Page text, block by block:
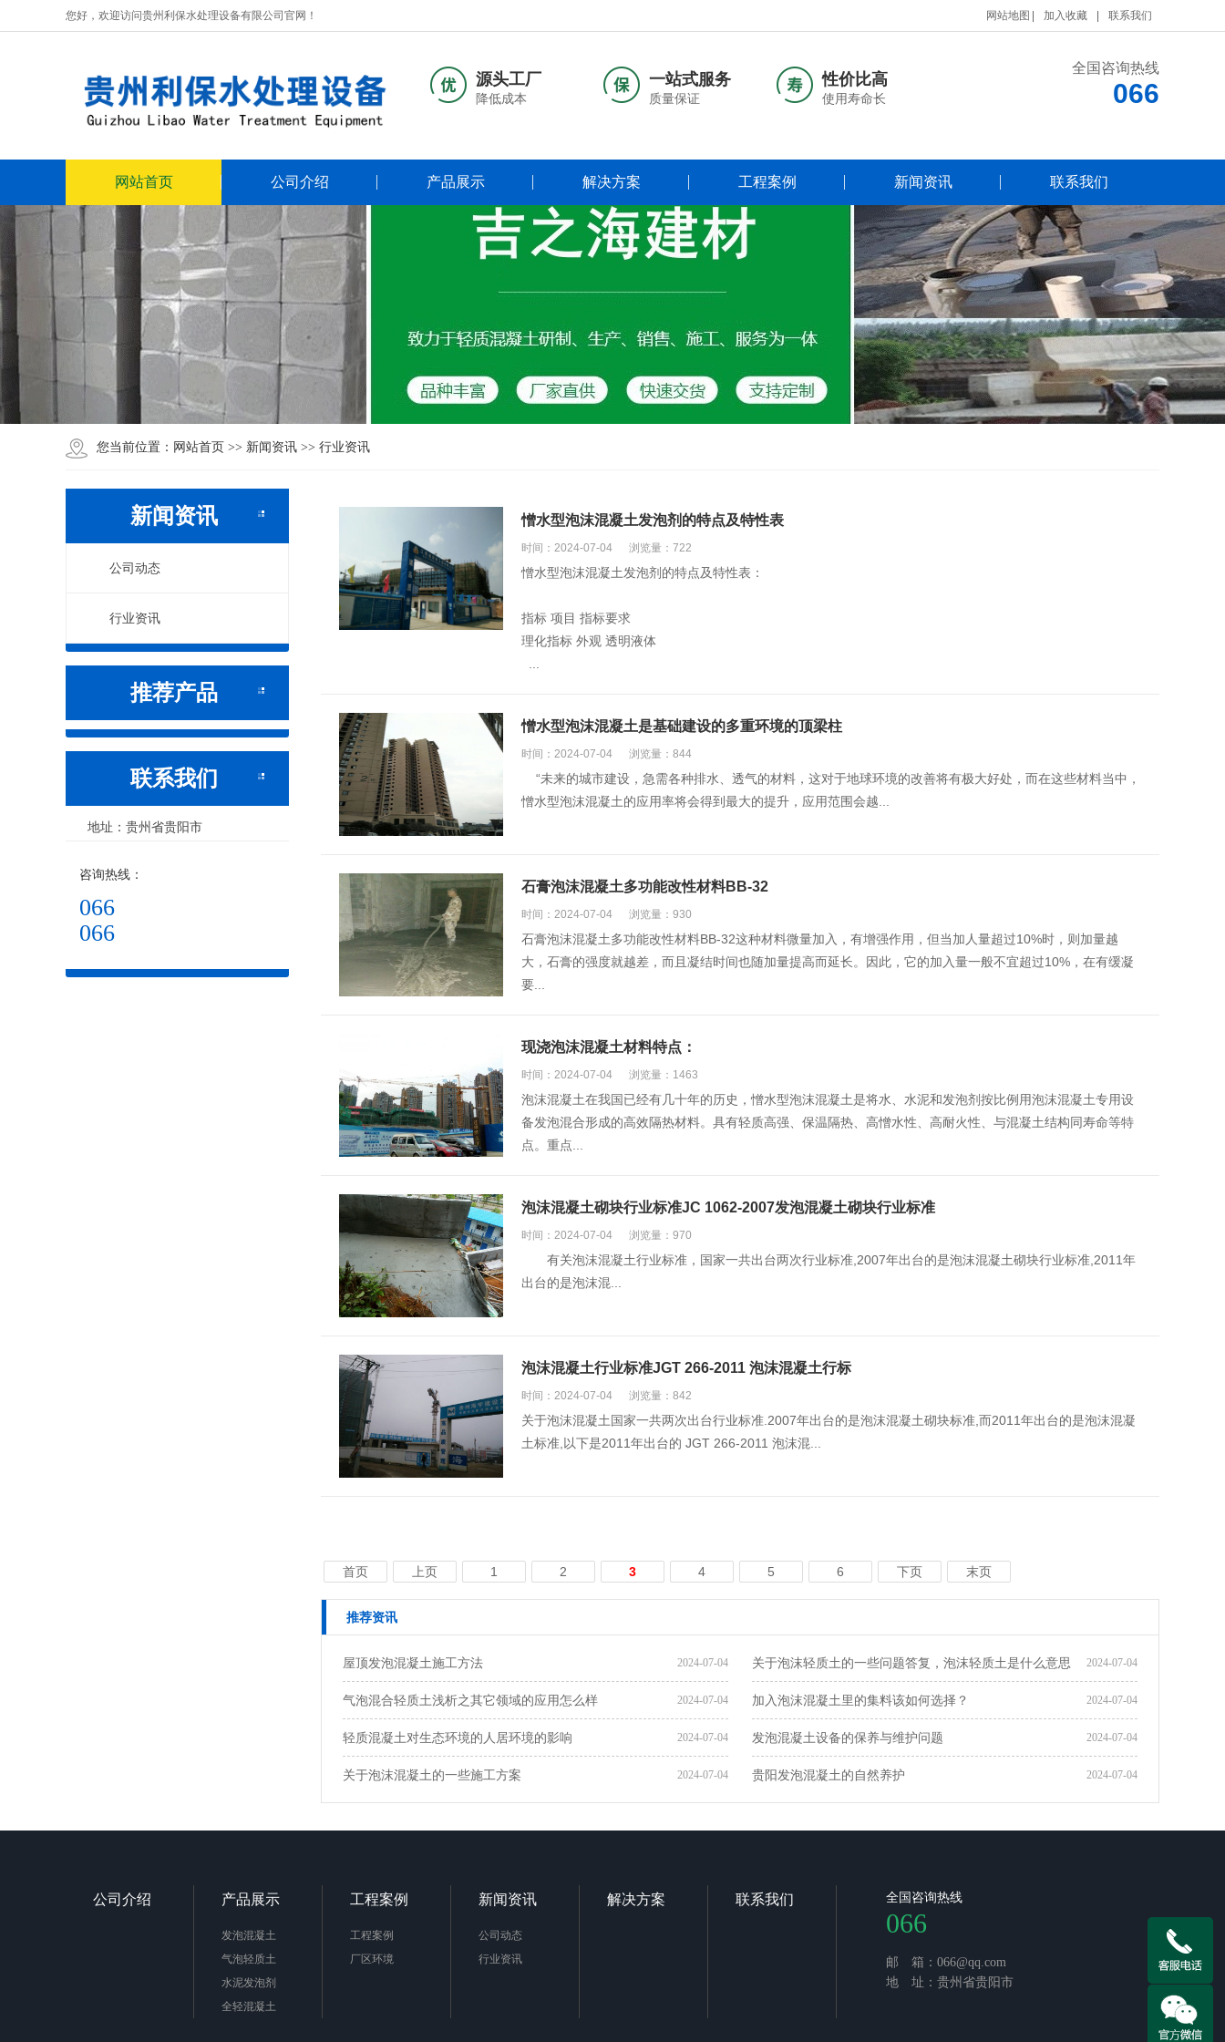
网站地图 加入收藏 联系我们
您好，欢迎访问贵州利保水处理设备有限公司官网！
源头工厂
降低成本
一站式服务
质量保证
性价比高
使用寿命长
全国咨询热线
066
网站首页 公司介绍 产品展示 解决方案 工程案例 新闻资讯 联系我们
您当前位置： 网站首页 >> 新闻资讯 >> 行业资讯
新闻资讯
公司动态
行业资讯
推荐产品
联系我们
地址：贵州省贵阳市
咨询热线：
066
066
憎水型泡沫混凝土发泡剂的特点及特性表
时间：2024-07-04 浏览量：722
憎水型泡沫混凝土发泡剂的特点及特性表：
指标 项目 指标要求
理化指标 外观 透明液体
憎水型泡沫混凝土是基础建设的多重环境的顶梁柱
时间：2024-07-04 浏览量：844
“未来的城市建设，急需各种排水、透气的材料，这对于地球环境的改善将有极大好处，而在这些材料当中，
憎水型泡沫混凝土的应用率将会得到最大的提升，应用范围会越...
石膏泡沫混凝土多功能改性材料BB-32
时间：2024-07-04 浏览量：930
石膏泡沫混凝土多功能改性材料BB-32这种材料微量加入，有增强作用，但当加人量超过10%时，则加量越
大，石膏的强度就越差，而且凝结时间也随加量提高而延长。因此，它的加入量一般不宜超过10%，在有缓凝
要...
现浇泡沫混凝土材料特点：
时间：2024-07-04 浏览量：1463
泡沫混凝土在我国已经有几十年的历史，憎水型泡沫混凝土是将水、水泥和发泡剂按比例用泡沫混凝土专用设
备发泡混合形成的高效隔热材料。具有轻质高强、保温隔热、高憎水性、高耐火性、与混凝土结构同寿命等特
点。重点...
泡沫混凝土砌块行业标准JC 1062-2007发泡混凝土砌块行业标准
时间：2024-07-04 浏览量：970
有关泡沫混凝土行业标准，国家一共出台两次行业标准,2007年出台的是泡沫混凝土砌块行业标准,2011年
出台的是泡沫混...
泡沫混凝土行业标准JGT 266-2011 泡沫混凝土行标
时间：2024-07-04 浏览量：842
关于泡沫混凝土国家一共两次出台行业标准.2007年出台的是泡沫混凝土砌块标准,而2011年出台的是泡沫混凝
土标准,以下是2011年出台的 JGT 266-2011 泡沫混...
首页 上页 1 2 3 4 5 6 下页 末页
推荐资讯
2024-07-04
屋顶发泡混凝土施工方法 2024-07-04
关于泡沫轻质土的一些问题答复，泡沫轻质土是什么意思
2024-07-04
气泡混合轻质土​浅析之其它领域的应用怎么样 2024-07-04
加入泡沫混凝土里的集料该如何选择？
2024-07-04
轻质混凝土对生态环境的人居环境的影响 2024-07-04
发泡混凝土设备的保养与维护问题
2024-07-04
关于泡沫混凝土的一些施工方案 2024-07-04
贵阳发泡混凝土的自然养护
公司介绍 产品展示
发泡混凝土
气泡轻质土
水泥发泡剂
全轻混凝土
工程案例
工程案例
厂区环境
新闻资讯
公司动态
行业资讯
解决方案 联系我们 全国咨询热线
066
邮 箱：066@qq.com
地 址：贵州省贵阳市